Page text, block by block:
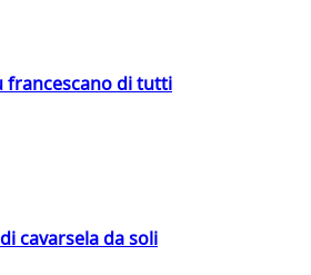
francescano di tutti
cavarsela da soli